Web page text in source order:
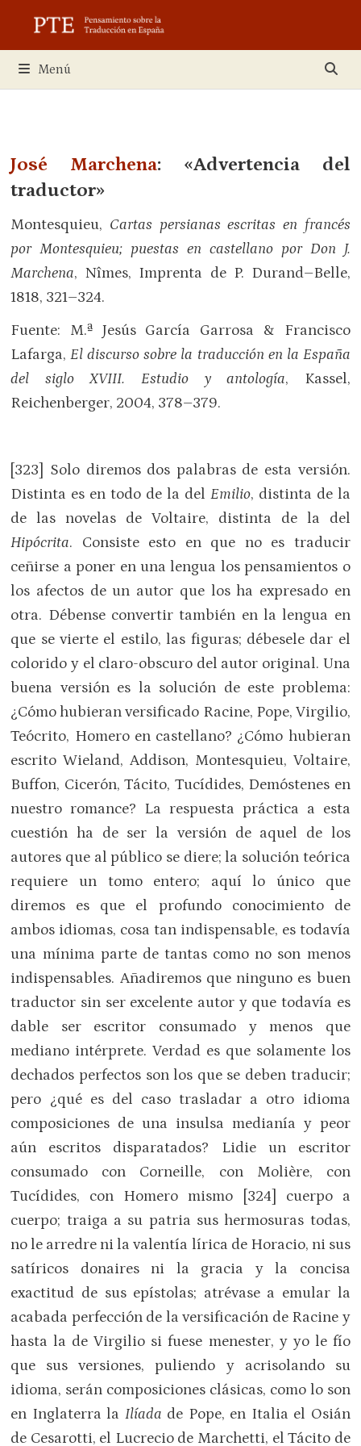
contenido
Menú
José Marchena: «Advertencia del
traductor»
Montesquieu, Cartas persianas escritas en francés
por Montesquieu; puestas en castellano por Don J.
Marchena, Nîmes, Imprenta de P. Durand–Belle,
1818, 321–324.
Fuente: M.ª Jesús García Garrosa & Francisco
Lafarga,El discurso sobre la traducción en la España
del siglo XVIII. Estudio y antología, Kassel,
Reichenberger, 2004, 378–379.
[323] Solo diremos dos palabras de esta versión.
Distinta es en todo de la del Emilio, distinta de la
de las novelas de Voltaire, distinta de la del
Hipócrita. Consiste esto en que no es traducir
ceñirse a poner en una lengua los pensamientos o
los afectos de un autor que los ha expresado en
otra. Débense convertir también en la lengua en
que se vierte el estilo, las figuras; débesele dar el
colorido y el claro-obscuro del autor original. Una
buena versión es la solución de este problema:
¿Cómo hubieran versificado Racine, Pope, Virgilio,
Teócrito, Homero en castellano? ¿Cómo hubieran
escrito Wieland, Addison, Montesquieu, Voltaire,
Buffon, Cicerón, Tácito, Tucídides, Demóstenes en
nuestro romance? La respuesta práctica a esta
cuestión ha de ser la versión de aquel de los
autores que al público se diere; la solución teórica
requiere un tomo entero; aquí lo único que
diremos es que el profundo conocimiento de
ambos idiomas, cosa tan indispensable, es todavía
una mínima parte de tantas como no son menos
indispensables. Añadiremos que ninguno es buen
traductor sin ser excelente autor y que todavía es
dable ser escritor consumado y menos que
mediano intérprete. Verdad es que solamente los
dechados perfectos son los que se deben traducir;
pero ¿qué es del caso trasladar a otro idioma
composiciones de una insulsa medianía y peor
aún escritos disparatados? Lidie un escritor
consumado con Corneille, con Molière, con
Tucídides, con Homero mismo [324] cuerpo a
cuerpo; traiga a su patria sus hermosuras todas,
no le arredre ni la valentía lírica de Horacio, ni sus
satíricos donaires ni la gracia y la concisa
exactitud de sus epístolas; atrévase a emular la
acabada perfección de la versificación de Racine y
hasta la de Virgilio si fuese menester, y yo le fío
que sus versiones, puliendo y acrisolando su
idioma, serán composiciones clásicas, como lo son
en Inglaterra la Ilíada de Pope, en Italia el Osián
de Cesarotti, el Lucrecio de Marchetti, el Tácito de